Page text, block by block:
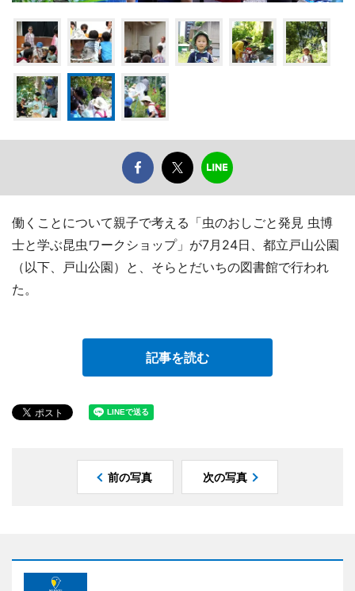
働くことについて親子で考える「虫のおしごと発見 虫博
士と学ぶ昆虫ワークショップ」が7月24日、都立戸山公園
（以下、戸山公園）と、そらとだいちの図書館で行われ
た。
記事を読む
前の写真 次の写真